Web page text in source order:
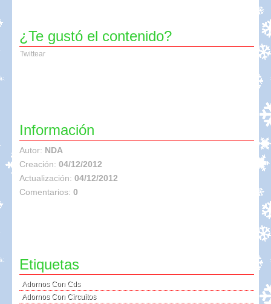
¿Te gustó el contenido?
Twittear
Información
Autor: NDA
Creación: 04/12/2012
Actualización: 04/12/2012
Comentarios: 0
Etiquetas
Adornos Con Cds
Adornos Con Circuitos